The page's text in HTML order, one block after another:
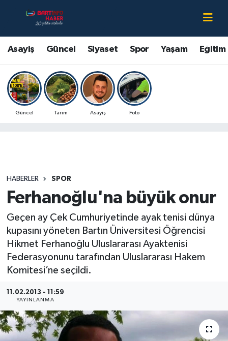
Asayiş Güncel Siyaset Spor Yaşam Eğitim
Güncel Tarım Asayiş Foto
HABERLER SPOR
Ferhanoğlu'na büyük onur
Geçen ay Çek Cumhuriyetinde ayak tenisi dünya
kupasını yöneten Bartın Üniversitesi Öğrencisi
Hikmet Ferhanoğlu Uluslararası Ayaktenisi
Federasyonunu tarafından Uluslararası Hakem
Komitesi’ne seçildi.
11.02.2013 - 11:59
YAYINLANMA
Asayiş
Bartın Hakkında
Çevre
Eğitim
Kültür-Sanat
Magazin
Medya
Sağlık
Sinema
Sivil Toplum
Bartın Nöbetçi Eczaneler
Bartın Hava Durumu
Bartin Namaz Vakitleri
Bartın Trafik Yoğunluk Haritası
Son Dakika Haberleri
Haber Arşivi